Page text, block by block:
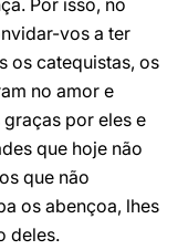
Por isso, no
vos a ter
os catequistas, os
no amor e
por eles e
que hoje não
que não
os abençoa, lhes
deles.